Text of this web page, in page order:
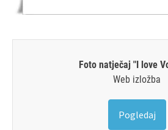
Foto natječaj "I love
Web izložba
Pogledaj